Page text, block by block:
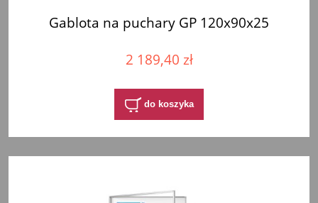
Gablota na puchary GP 120x90x25
2 189,40 zł
do koszyka